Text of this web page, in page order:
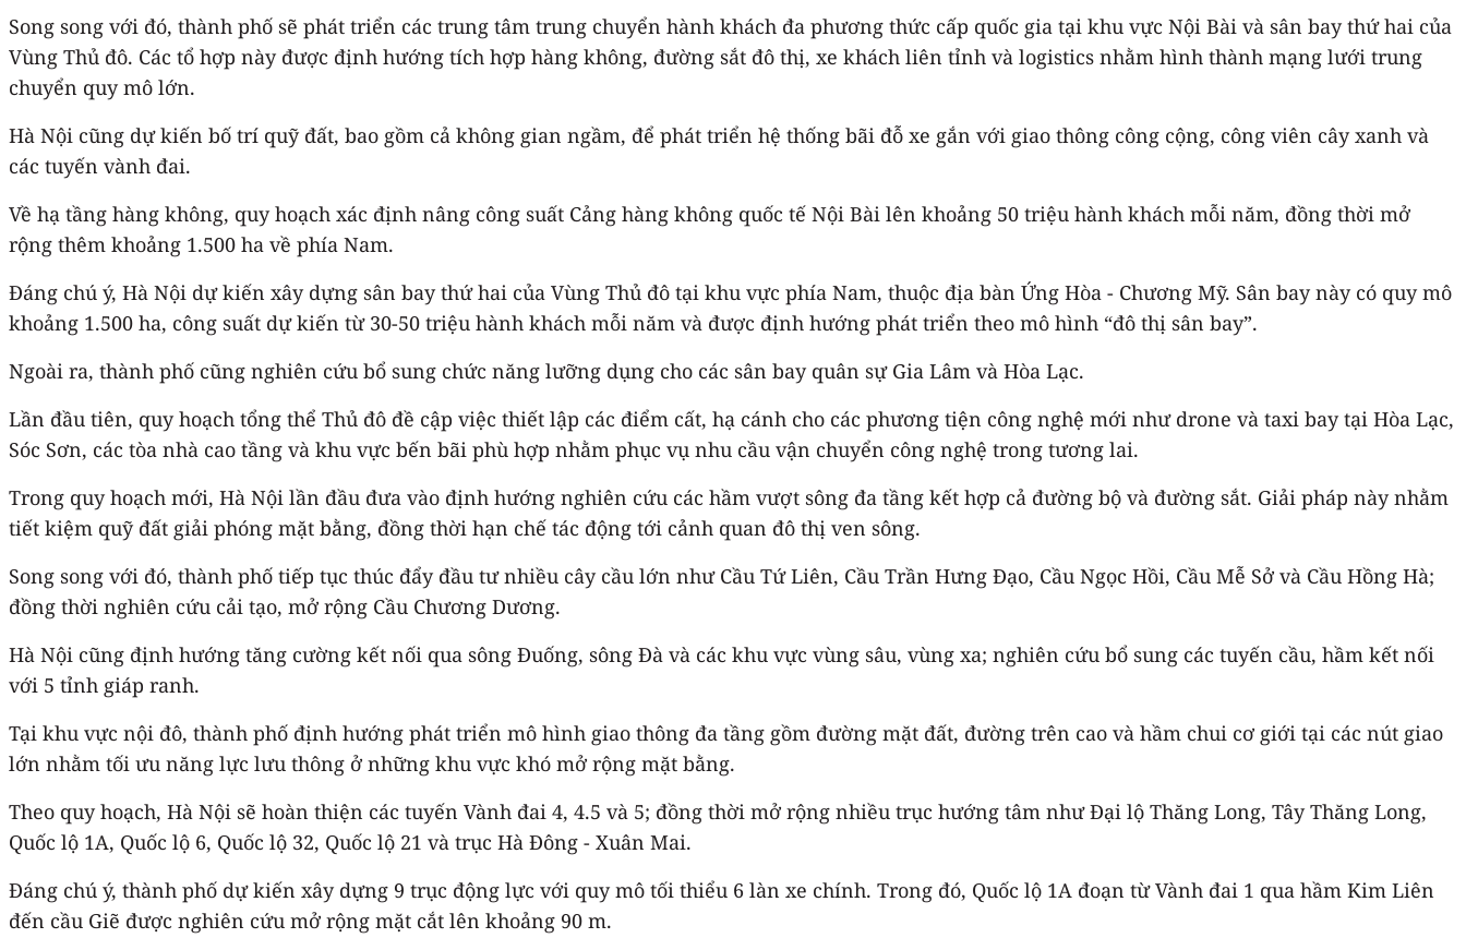
Song song với đó, thành phố sẽ phát triển các trung tâm trung chuyển hành khách đa phương thức cấp quốc gia tại khu vực Nội Bài và sân bay thứ hai của
Vùng Thủ đô. Các tổ hợp này được định hướng tích hợp hàng không, đường sắt đô thị, xe khách liên tỉnh và logistics nhằm hình thành mạng lưới trung
chuyển quy mô lớn.
Hà Nội cũng dự kiến bố trí quỹ đất, bao gồm cả không gian ngầm, để phát triển hệ thống bãi đỗ xe gắn với giao thông công cộng, công viên cây xanh và
các tuyến vành đai.
Về hạ tầng hàng không, quy hoạch xác định nâng công suất Cảng hàng không quốc tế Nội Bài lên khoảng 50 triệu hành khách mỗi năm, đồng thời mở
rộng thêm khoảng 1.500 ha về phía Nam.
Đáng chú ý, Hà Nội dự kiến xây dựng sân bay thứ hai của Vùng Thủ đô tại khu vực phía Nam, thuộc địa bàn Ứng Hòa - Chương Mỹ. Sân bay này có quy mô
khoảng 1.500 ha, công suất dự kiến từ 30-50 triệu hành khách mỗi năm và được định hướng phát triển theo mô hình “đô thị sân bay”.
Ngoài ra, thành phố cũng nghiên cứu bổ sung chức năng lưỡng dụng cho các sân bay quân sự Gia Lâm và Hòa Lạc.
Lần đầu tiên, quy hoạch tổng thể Thủ đô đề cập việc thiết lập các điểm cất, hạ cánh cho các phương tiện công nghệ mới như drone và taxi bay tại Hòa Lạc,
Sóc Sơn, các tòa nhà cao tầng và khu vực bến bãi phù hợp nhằm phục vụ nhu cầu vận chuyển công nghệ trong tương lai.
Trong quy hoạch mới, Hà Nội lần đầu đưa vào định hướng nghiên cứu các hầm vượt sông đa tầng kết hợp cả đường bộ và đường sắt. Giải pháp này nhằm
tiết kiệm quỹ đất giải phóng mặt bằng, đồng thời hạn chế tác động tới cảnh quan đô thị ven sông.
Song song với đó, thành phố tiếp tục thúc đẩy đầu tư nhiều cây cầu lớn như Cầu Tứ Liên, Cầu Trần Hưng Đạo, Cầu Ngọc Hồi, Cầu Mễ Sở và Cầu Hồng Hà;
đồng thời nghiên cứu cải tạo, mở rộng Cầu Chương Dương.
Hà Nội cũng định hướng tăng cường kết nối qua sông Đuống, sông Đà và các khu vực vùng sâu, vùng xa; nghiên cứu bổ sung các tuyến cầu, hầm kết nối
với 5 tỉnh giáp ranh.
Tại khu vực nội đô, thành phố định hướng phát triển mô hình giao thông đa tầng gồm đường mặt đất, đường trên cao và hầm chui cơ giới tại các nút giao
lớn nhằm tối ưu năng lực lưu thông ở những khu vực khó mở rộng mặt bằng.
Theo quy hoạch, Hà Nội sẽ hoàn thiện các tuyến Vành đai 4, 4.5 và 5; đồng thời mở rộng nhiều trục hướng tâm như Đại lộ Thăng Long, Tây Thăng Long,
Quốc lộ 1A, Quốc lộ 6, Quốc lộ 32, Quốc lộ 21 và trục Hà Đông - Xuân Mai.
Đáng chú ý, thành phố dự kiến xây dựng 9 trục động lực với quy mô tối thiểu 6 làn xe chính. Trong đó, Quốc lộ 1A đoạn từ Vành đai 1 qua hầm Kim Liên
đến cầu Giẽ được nghiên cứu mở rộng mặt cắt lên khoảng 90 m.